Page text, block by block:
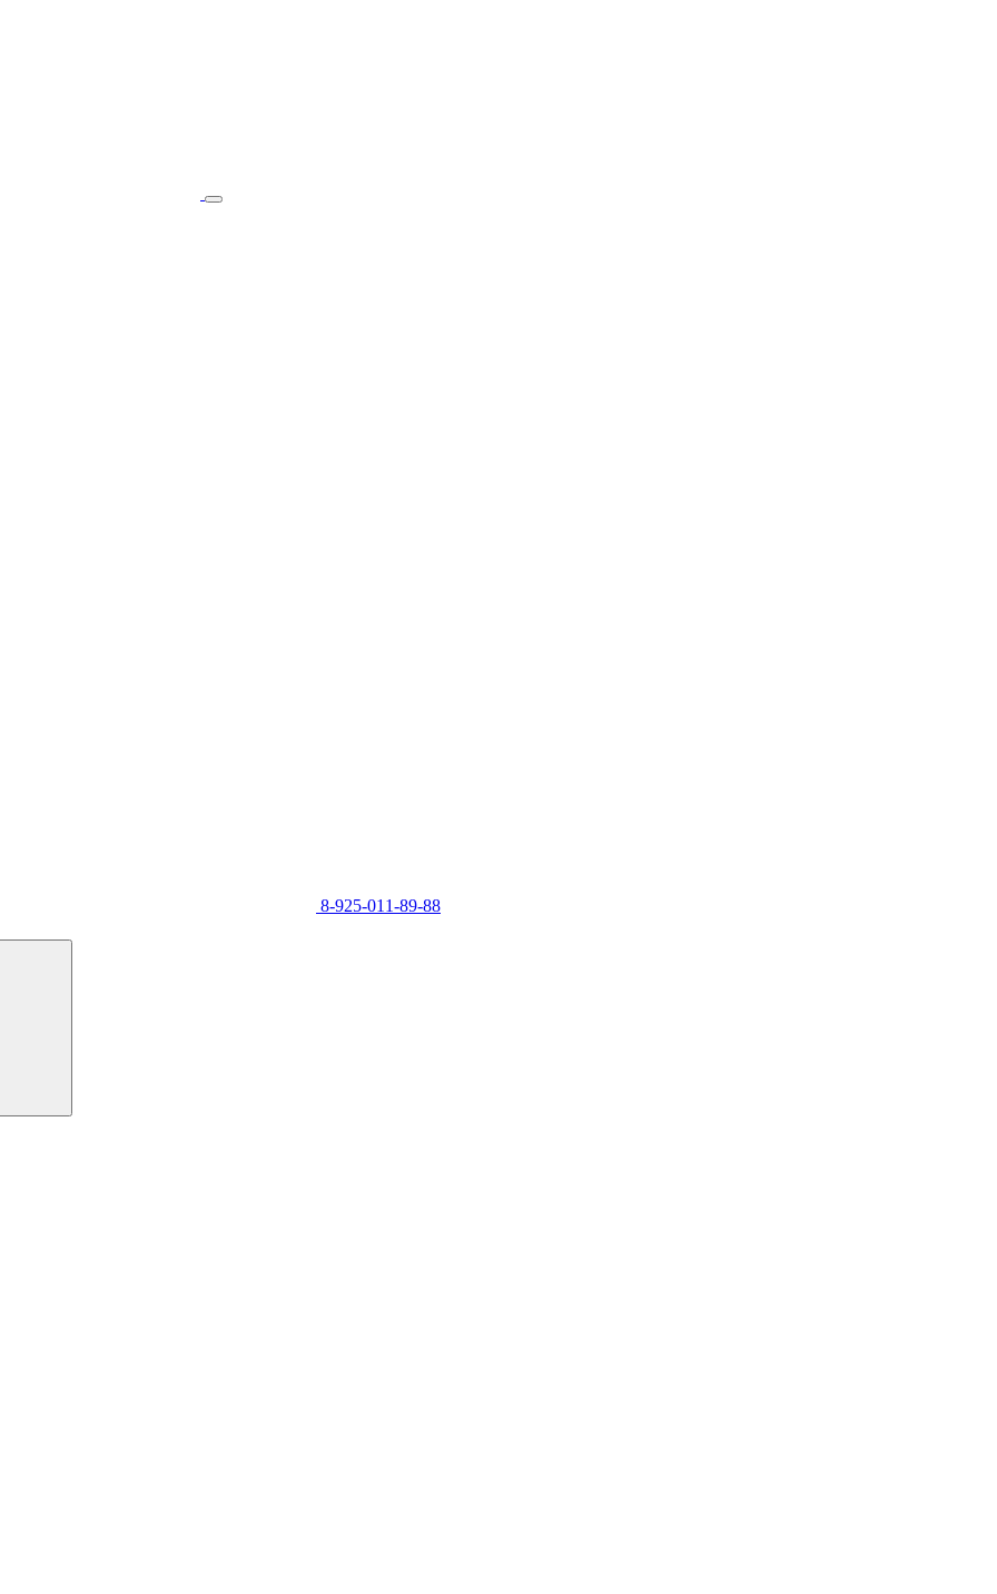
8-925-011-89-88